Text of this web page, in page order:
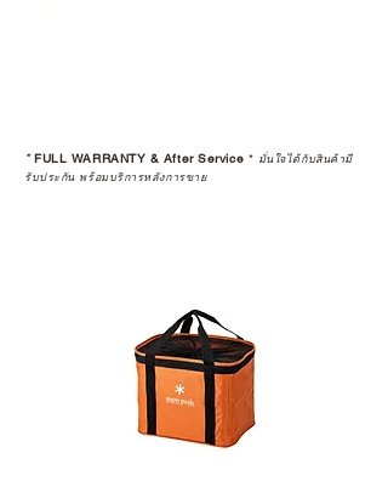
*FULL WARRANTY & After Service * มั่นใจได้กับสินค้ามี
รับประกัน พร้อมบริการหลังการขาย